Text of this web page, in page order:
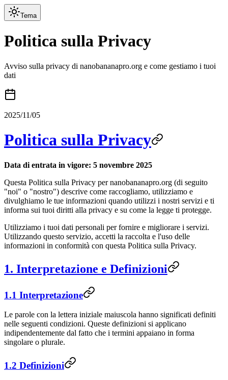
Tema
Politica sulla Privacy
Avviso sulla privacy di nanobananapro.org e come gestiamo i tuoi
dati
2025/11/05
Politica sulla Privacy
Data di entrata in vigore: 5 novembre 2025
Questa Politica sulla Privacy per nanobananapro.org (di seguito
"noi" o "nostro") descrive come raccogliamo, utilizziamo e
divulghiamo le tue informazioni quando utilizzi i nostri servizi e ti
informa sui tuoi diritti alla privacy e su come la legge ti protegge.
Utilizziamo i tuoi dati personali per fornire e migliorare i servizi.
Utilizzando questo servizio, accetti la raccolta e l'uso delle
informazioni in conformità con questa Politica sulla Privacy.
1. Interpretazione e Definizioni
1.1 Interpretazione
Le parole con la lettera iniziale maiuscola hanno significati definiti
nelle seguenti condizioni. Queste definizioni si applicano
indipendentemente dal fatto che i termini appaiano in forma
singolare o plurale.
1.2 Definizioni